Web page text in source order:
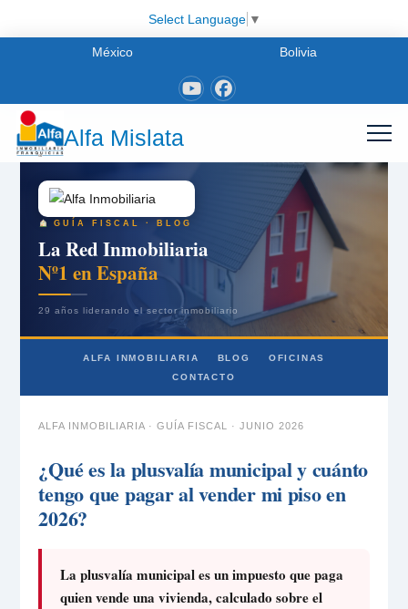
Select Language ▼
México Bolivia
Alfa Mislata
GUÍA FISCAL · BLOG
La Red Inmobiliaria
Nº1 en España
29 años liderando el sector inmobiliario
ALFA INMOBILIARIA BLOG
OFICINAS
CONTACTO
ALFA INMOBILIARIA · GUÍA FISCAL · JUNIO 2026
¿Qué es la plusvalía municipal y cuánto
tengo que pagar al vender mi piso en
2026?
La plusvalía municipal es un impuesto que paga
quien vende una vivienda, calculado sobre el